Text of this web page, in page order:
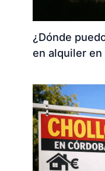
¿Dónde
en alquiler en